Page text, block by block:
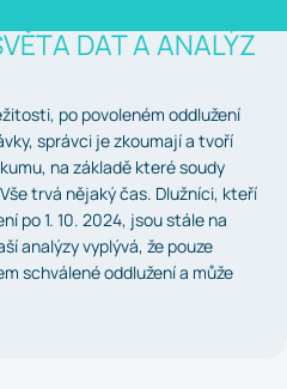
DAT A ANALÝZ
po povoleném oddlužení
správci je zkoumají a tvoří
na základě které soudy
trvá nějaký čas. Dlužníci, kteří
po 1. 10. 2024, jsou stále na
analýzy vyplývá, že pouze
schválené oddlužení a může